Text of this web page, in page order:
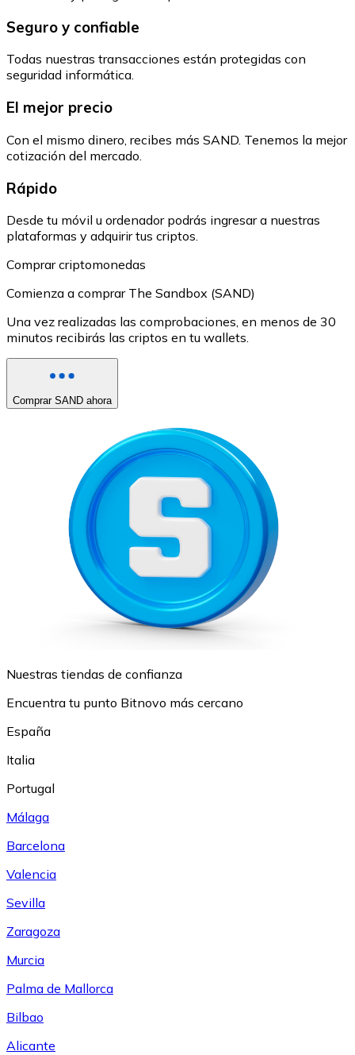
Seguro y confiable
Todas nuestras transacciones están protegidas con
seguridad informática.
El mejor precio
Con el mismo dinero, recibes más SAND. Tenemos la mejor
cotización del mercado.
Rápido
Desde tu móvil u ordenador podrás ingresar a nuestras
plataformas y adquirir tus criptos.
Comprar criptomonedas
Comienza a comprar The Sandbox (SAND)
Una vez realizadas las comprobaciones, en menos de 30
minutos recibirás las criptos en tu wallets.
Comprar SAND ahora
Nuestras tiendas de confianza
Encuentra tu punto Bitnovo más cercano
España
Italia
Portugal
Málaga
Barcelona
Valencia
Sevilla
Zaragoza
Murcia
Palma de Mallorca
Bilbao
Alicante